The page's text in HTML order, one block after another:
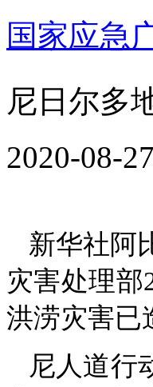
国家应急
尼日尔多
2020-08-
新华社阿
灾害处理
洪涝灾害已
尼人道行